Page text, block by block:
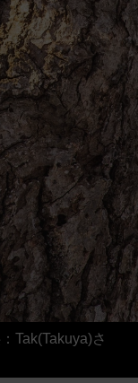
Tak(Takuya)さ